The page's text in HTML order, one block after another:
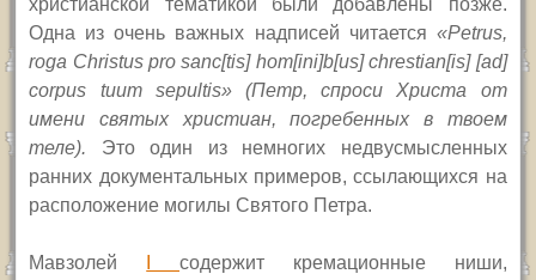
христианской тематикой были добавлены позже.
Одна из очень важных надписей читается «Petrus,
roga Christus pro sanc[tis] hom[ini]b[us] chrestian[is] [ad]
corpus tuum sepultis» (Петр, спроси Христа от
имени святых христиан, погребенных в твоем
теле). Это один из немногих недвусмысленных
ранних документальных примеров, ссылающихся на
расположение могилы Святого Петра.
Мавзолей
содержит кремационные ниши,